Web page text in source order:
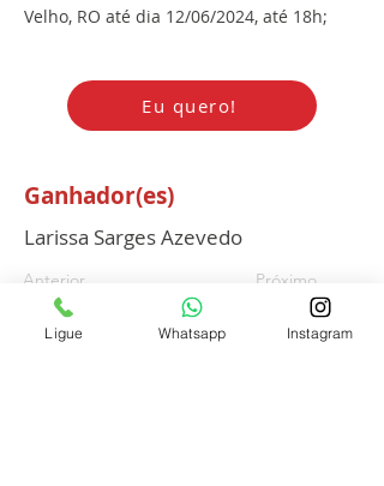
Velho, RO até dia 12/06/2024, até 18h;
Eu quero!
Ganhador(es)
Larissa Sarges Azevedo
Anterior Próximo
Ligue Whatsapp Instagram